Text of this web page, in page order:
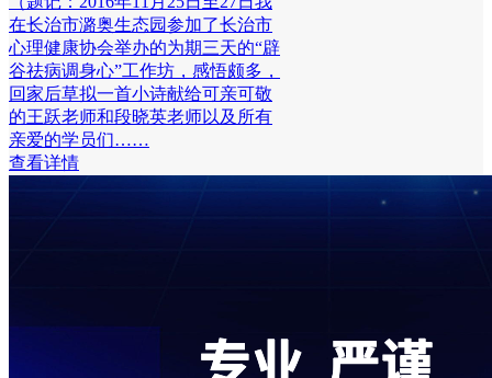
在长治市潞奥生态园参加了长治市
心理健康协会举办的为期三天的“辟
谷祛病调身心”工作坊，感悟颇多，
回家后草拟一首小诗献给可亲可敬
的王跃老师和段晓英老师以及所有
亲爱的学员们……
查看详情